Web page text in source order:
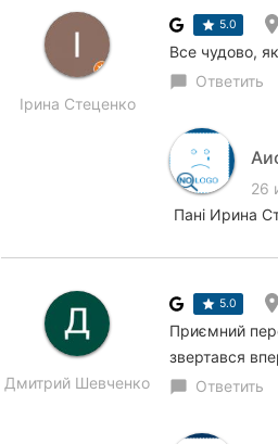
Ірина Стеценко
5.0
Все чудово,
chat_bubble Ответить
26
Пані Ирина
Дмитрий Шевченко
5.0
Приємний
звертався
chat_bubble Ответить